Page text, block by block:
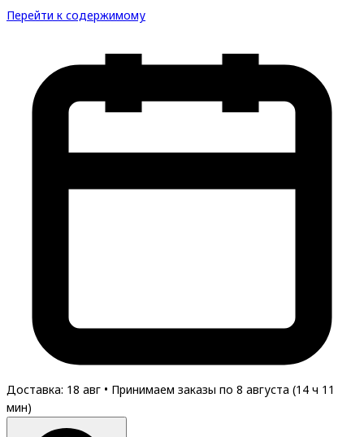
Перейти к содержимому
Доставка: 18 авг • Принимаем заказы по 8 августа (14 ч 11
мин)